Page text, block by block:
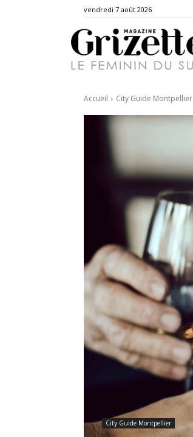
vendredi 7 août 2026
Accueil City Guide Montpellier
City Guide Montpellier